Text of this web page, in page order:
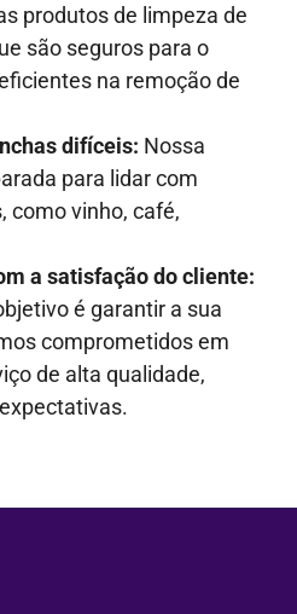
produtos de limpeza de
são seguros para o
na remoção de
difíceis: Nossa
para lidar com
como vinho, café,
a satisfação do cliente:
é garantir a sua
comprometidos em
de alta qualidade,